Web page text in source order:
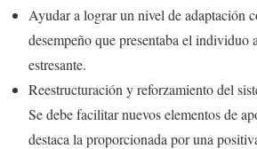
Ayudar a lograr un nivel de adaptación
desempeño que presentaba el individuo
estresante.
Reestructuración y reforzamiento del
Se debe facilitar nuevos elementos de
destaca la proporcionada por una